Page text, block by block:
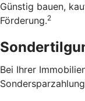
Günstig bauen,
Förderung.2
Bei Ihrer